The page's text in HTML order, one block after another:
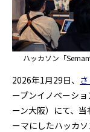
ハッカソン「
2026年1月29日、
ープンイノベーシ
ーン大阪）にて、
ーマにしたハッカソ